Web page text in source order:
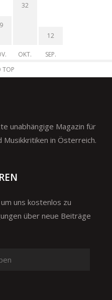
32
OKT.
12
SEP.
TOP
unabhängige Magazin für
Musikkritiken in Österreich.
uns kostenlos zu
über neue Beiträge